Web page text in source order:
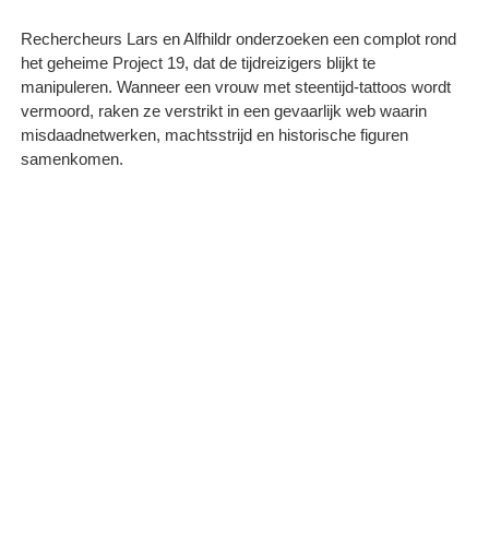
Rechercheurs Lars en Alfhildr onderzoeken een complot rond
het geheime Project 19, dat de tijdreizigers blijkt te
manipuleren. Wanneer een vrouw met steentijd-tattoos wordt
vermoord, raken ze verstrikt in een gevaarlijk web waarin
misdaadnetwerken, machtsstrijd en historische figuren
samenkomen.